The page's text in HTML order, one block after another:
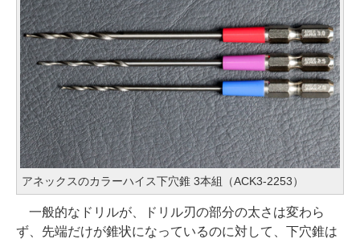
アネックスのカラーハイス下穴錐 3本組（ACK3-2253）
一般的なドリルが、ドリル刃の部分の太さは変わら
ず、先端だけが錐状になっているのに対して、下穴錐は